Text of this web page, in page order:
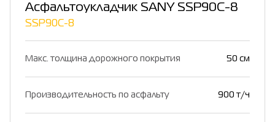
Асфальтоукладчик SANY SSP90C-8
SSP90C-8
Макс. толщина дорожного покрытия 50 см
Производительность по асфальту 900 т/ч